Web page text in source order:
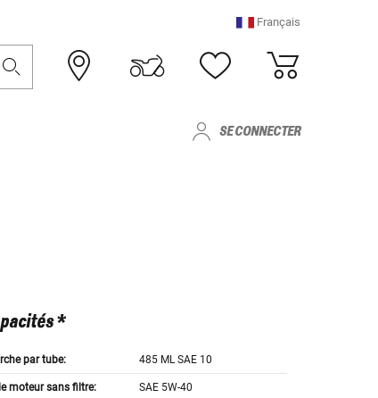
Français
SE CONNECTER
*
par tube: 485 ML SAE 10
moteur sans filtre: SAE 5W-40